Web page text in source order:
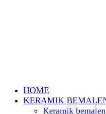
HOME
KERAMIK
Keramik